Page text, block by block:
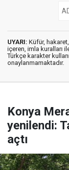
UYARI: Küfür,
içeren, imla kuralları
Türkçe karakter
onaylanmamaktadır.
Konya
yenilendi:
açtı